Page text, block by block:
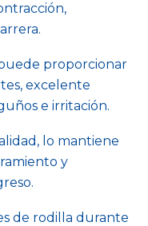
proporcionar
excelente
e irritación.
lo mantiene
y
de rodilla durante